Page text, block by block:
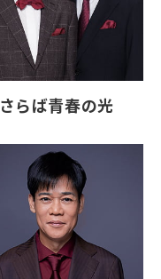
さらば青春の光